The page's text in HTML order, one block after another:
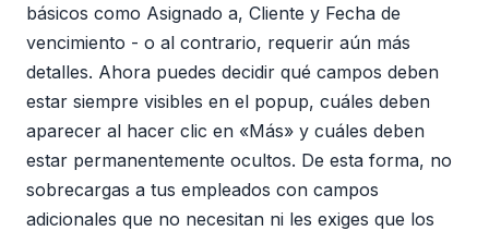
básicos como Asignado a, Cliente y Fecha de
vencimiento - o al contrario, requerir aún más
detalles. Ahora puedes decidir qué campos deben
estar siempre visibles en el popup, cuáles deben
aparecer al hacer clic en «Más» y cuáles deben
estar permanentemente ocultos. De esta forma, no
sobrecargas a tus empleados con campos
adicionales que no necesitan ni les exiges que los